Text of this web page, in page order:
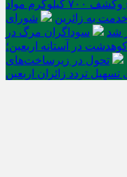
هلاکت چهار شرور مسلح وکشف ۷۰۰ کیلوگرم مواد
به زائرین
شورای
شد
سوداگران مرگ در
کوهدشت در آستانه اربعین؛
تحول در زیرساخت‌های
تردد زائران اربعین